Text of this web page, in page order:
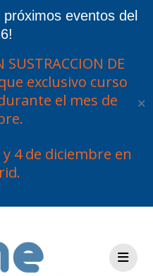
eventos del
SUSTRACCION DE
exclusivo curso
el mes de
y 4 de diciembre en
✕